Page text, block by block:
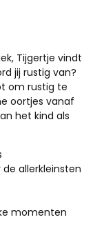
Tijgertje vindt
jij rustig van?
om rustig te
oortjes vanaf
het kind als
de allerkleinsten
momenten